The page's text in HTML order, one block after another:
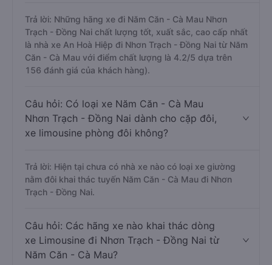
Trả lời: Những hãng xe đi Năm Căn - Cà Mau Nhơn
Trạch - Đồng Nai chất lượng tốt, xuất sắc, cao cấp nhất
là nhà xe An Hoà Hiệp đi Nhơn Trạch - Đồng Nai từ Năm
Căn - Cà Mau với điểm chất lượng là 4.2/5 dựa trên
156 đánh giá của khách hàng).
Câu hỏi: Có loại xe Năm Căn - Cà Mau
Nhơn Trạch - Đồng Nai dành cho cặp đôi,
xe limousine phòng đôi không?
Trả lời: Hiện tại chưa có nhà xe nào có loại xe giường
nằm đôi khai thác tuyến Năm Căn - Cà Mau đi Nhơn
Trạch - Đồng Nai.
Câu hỏi: Các hãng xe nào khai thác dòng
xe Limousine đi Nhơn Trạch - Đồng Nai từ
Năm Căn - Cà Mau?